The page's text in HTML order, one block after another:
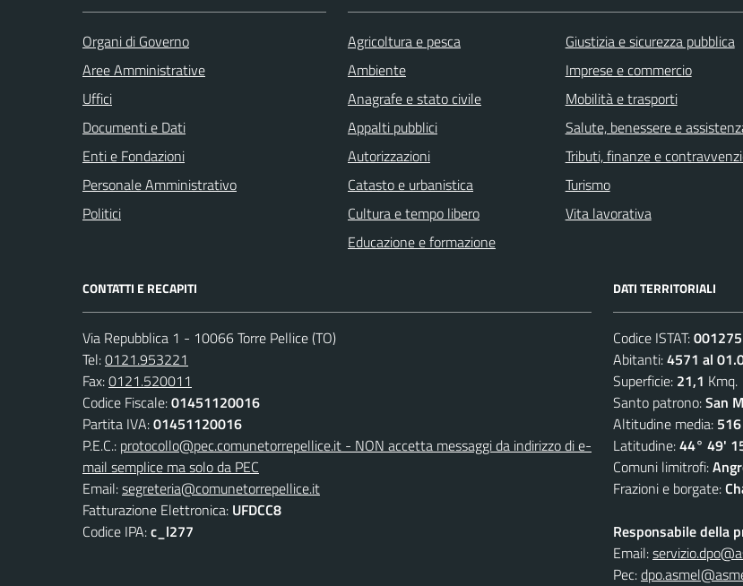
Organi di Governo
Aree Amministrative
Uffici
Documenti e Dati
Enti e Fondazioni
Personale Amministrativo
Politici
Agricoltura e pesca
Ambiente
Anagrafe e stato civile
Appalti pubblici
Autorizzazioni
Catasto e urbanistica
Cultura e tempo libero
Educazione e formazione
Giustizia e sicurezza pubblica
Imprese e commercio
Mobilità e trasporti
Salute, benessere e
Tributi, finanze e
Turismo
Vita lavorativa
CONTATTI E RECAPITI
Via Repubblica 1 - 10066 Torre Pellice (TO)
Tel:0121.953221
Fax:0121.520011
Codice Fiscale:01451120016
Partita IVA:01451120016
P.E.C.: protocollo@pec.comunetorrepellice.it - NON accetta messaggi da indirizzo di e-
mail semplice ma solo da PEC
Email:segreteria@comunetorrepellice.it
Fatturazione Elettronica: UFDCC8
Codice IPA:c_l277
DATI TERRITORIALI
Codice ISTAT:001275
Abitanti:4571 al
Superficie: 21,1
Santo patrono:San
Altitudine media: 516
Latitudine:44° 49'
Comuni limitrofi:
Frazioni e borgate:
Responsabile della
Email:
Pec: